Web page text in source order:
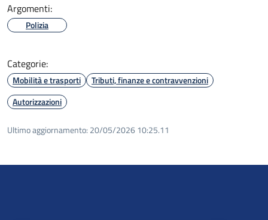
Argomenti:
Polizia
Categorie:
Mobilità e trasporti
Tributi, finanze e contravvenzioni
Autorizzazioni
Ultimo aggiornamento: 20/05/2026 10:25.11